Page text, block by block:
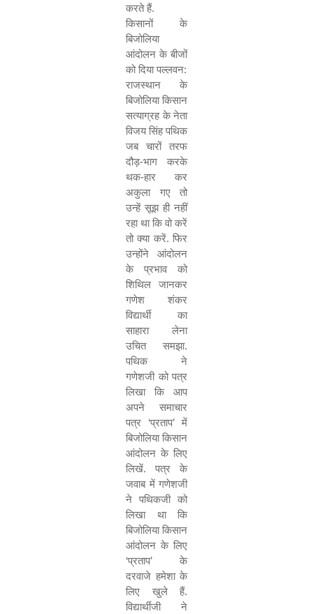
करते हैं.
किसानों के
बिजोलिया
आंदोलन के बीजों
को दिया पल्लवन:
राजस्थान के
बिजोलिया किसान
सत्याग्रह के नेता
विजय सिंह पथिक
जब चारों तरफ
दौड़-भाग करके
थक-हार कर
अकुला गए तो
उन्हें सूझ ही नहीं
रहा था कि वो करें
तो क्या करें. फिर
उन्होंने आंदोलन
के प्रभाव को
शिथिल जानकर
गणेश शंकर
विद्यार्थी का
साहारा लेना
उचित समझा.
पथिक ने
गणेशजी को पत्र
लिखा कि आप
अपने समाचार
पत्र ‘प्रताप’ में
बिजोलिया किसान
आंदोलन के लिए
लिखें. पत्र के
जवाब में गणेशजी
ने पथिकजी को
लिखा था कि
बिजोलिया किसान
आंदोलन के लिए
‘प्रताप’ के
दरवाजे हमेशा के
लिए खुले हैं.
विद्यार्थीजी ने